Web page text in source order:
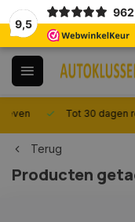
9,5
962
Tot 30 dagen retour
Terug
Producten